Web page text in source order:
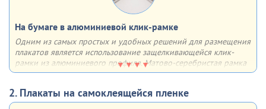
На бумаге в алюминиевой клик-рамке
Одним из самых простых и удобных решений для размещения
плакатов является использование защелкивающейся клик-
рамки из алюминиевого профиля. Матово-серебристая рамка
из алюминия с анодированным покрытием имеет множество
устойчивая к солнечным лучам и воздействию влаги
2. Плакаты на самоклеящейся пленке